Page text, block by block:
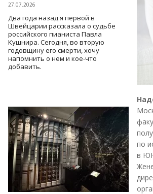
27.07.2026
Два года назад я первой в
Швейцарии рассказала о судьбе
российского пианиста Павла
Кушнира. Сегодня, во вторую
годовщину его смерти, хочу
напомнить о нем и кое-что
добавить.
по
в